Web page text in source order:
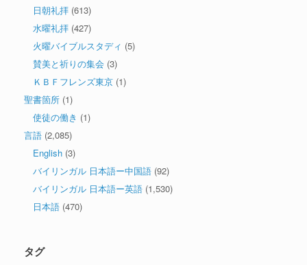
日朝礼拝 (613)
水曜礼拝 (427)
火曜バイブルスタディ (5)
賛美と祈りの集会 (3)
ＫＢＦフレンズ東京 (1)
聖書箇所 (1)
使徒の働き (1)
言語 (2,085)
English (3)
バイリンガル 日本語ー中国語 (92)
バイリンガル 日本語ー英語 (1,530)
日本語 (470)
タグ